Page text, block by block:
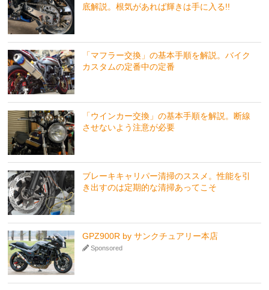
底解説。根気があれば輝きは手に入る!!
「マフラー交換」の基本手順を解説。バイク
カスタムの定番中の定番
「ウインカー交換」の基本手順を解説。断線
させないよう注意が必要
ブレーキキャリパー清掃のススメ。性能を引
き出すのは定期的な清掃あってこそ
GPZ900R by サンクチュアリー本店
Sponsored